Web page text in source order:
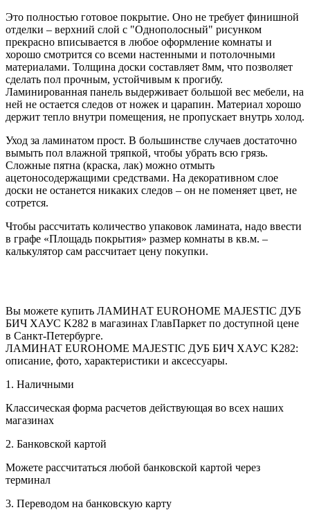
Это полностью готовое покрытие. Оно не требует финишной
отделки – верхний слой с "Однополосный" рисунком
прекрасно вписывается в любое оформление комнаты и
хорошо смотрится со всеми настенными и потолочными
материалами. Толщина доски составляет 8мм, что позволяет
сделать пол прочным, устойчивым к прогибу.
Ламинированная панель выдерживает большой вес мебели, на
ней не остается следов от ножек и царапин. Материал хорошо
держит тепло внутри помещения, не пропускает внутрь холод.
Уход за ламинатом прост. В большинстве случаев достаточно
вымыть пол влажной тряпкой, чтобы убрать всю грязь.
Сложные пятна (краска, лак) можно отмыть
ацетоносодержащими средствами. На декоративном слое
доски не останется никаких следов – он не поменяет цвет, не
сотрется.
Чтобы рассчитать количество упаковок ламината, надо ввести
в графе «Площадь покрытия» размер комнаты в кв.м. –
калькулятор сам рассчитает цену покупки.
Вы можете купить ЛАМИНАТ EUROHOME MAJESTIC ДУБ
БИЧ ХАУС K282 в магазинах ГлавПаркет по доступной цене
в Санкт-Петербурге.
ЛАМИНАТ EUROHOME MAJESTIC ДУБ БИЧ ХАУС K282:
описание, фото, характеристики и аксессуары.
1. Наличными
Классическая форма расчетов действующая во всех наших
магазинах
2. Банковской картой
Можете рассчитаться любой банковской картой через
терминал
3. Переводом на банковскую карту